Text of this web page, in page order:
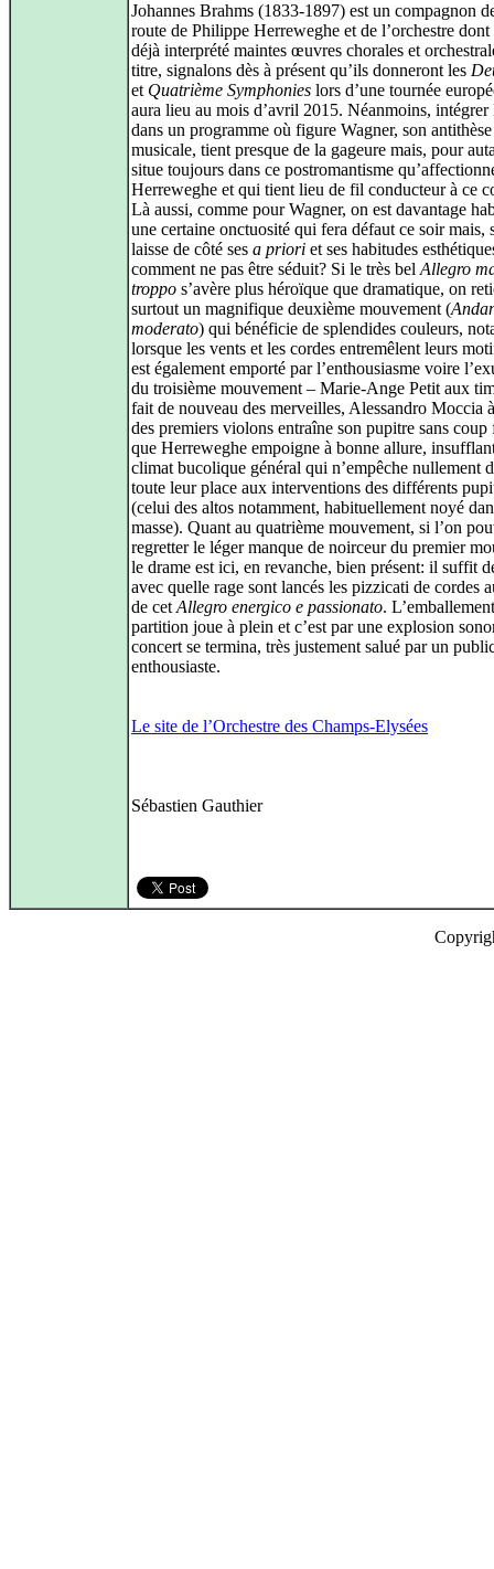
Johannes Brahms (1833-1897) est un compagnon
route de Philippe Herreweghe et de l’orchestre
déjà interprété maintes œuvres chorales et
titre, signalons dès à présent qu’ils donneront les
et Quatrième Symphonies lors d’une tournée
aura lieu au mois d’avril 2015. Néanmoins, intégrer
dans un programme où figure Wagner, son antithèse
musicale, tient presque de la gageure mais, pour
situe toujours dans ce postromantisme
Herreweghe et qui tient lieu de fil conducteur à ce
Là aussi, comme pour Wagner, on est davantage
une certaine onctuosité qui fera défaut ce soir mais,
laisse de côté ses a priori et ses habitudes
comment ne pas être séduit? Si le très bel Allegro
troppo s’avère plus héroïque que dramatique, on
surtout un magnifique deuxième mouvement (
moderato) qui bénéficie de splendides couleurs,
lorsque les vents et les cordes entremêlent leurs
est également emporté par l’enthousiasme voire
du troisième mouvement – Marie-Ange Petit aux
fait de nouveau des merveilles, Alessandro Moccia
des premiers violons entraîne son pupitre sans coup
que Herreweghe empoigne à bonne allure,
climat bucolique général qui n’empêche nullement
toute leur place aux interventions des différents
(celui des altos notamment, habituellement noyé
masse). Quant au quatrième mouvement, si l’on
regretter le léger manque de noirceur du premier
le drame est ici, en revanche, bien présent: il suffit
avec quelle rage sont lancés les pizzicati de cordes
de cet Allegro energico e passionato.
partition joue à plein et c’est par une explosion
concert se termina, très justement salué par un
enthousiaste.
Le site de l’Orchestre des Champs-Elysées
Sébastien Gauthier